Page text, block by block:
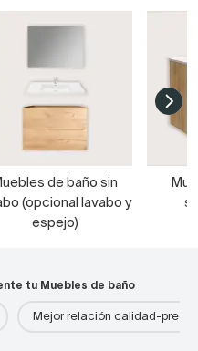
de baño sin
(opcional lavabo y
espejo)
tu Muebles de baño
Mejor relación calidad-precio